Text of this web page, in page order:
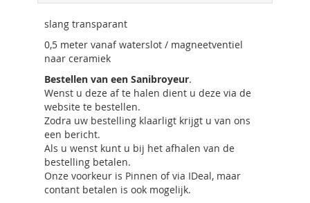
slang transparant
0,5 meter vanaf waterslot / magneetventiel
naar ceramiek
Bestellen van een Sanibroyeur.
Wenst u deze af te halen dient u deze via de
website te bestellen.
Zodra uw bestelling klaarligt krijgt u van ons
een bericht.
Als u wenst kunt u bij het afhalen van de
bestelling betalen.
Onze voorkeur is Pinnen of via IDeal, maar
contant betalen is ook mogelijk.